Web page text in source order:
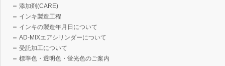
添加剤(CARE)
インキ製造工程
インキの製造年月日について
AD-MIXエアシリンダーについて
受託加工について
標準色・透明色・蛍光色のご案内